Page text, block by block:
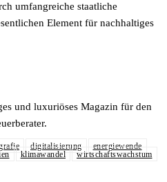
umfangreiche staatliche
Element für nachhaltiges
und luxuriöses Magazin für den
digitalisierung
energiewende
klimawandel
wirtschaftswachstum